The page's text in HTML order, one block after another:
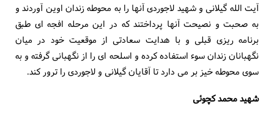
آیت الله گیلانی و شهید لاجوردی آنها را به محوطه زندان اوین آوردند و
به صحبت و نصیحت آنها پرداختند که در این مرحله افجه ای طبق
برنامه ریزی قبلی و با هدایت سعادتی از موقعیت خود در میان
نگهبانان زندان سوء استفاده کرده و اسلحه ای را از نگهبانی گرفته و به
سوی محوطه خیز بر می دارد تا آقایان گیلانی و لاجوردی را ترور کند.
شهید محمد کچوئی